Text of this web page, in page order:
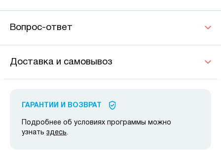
Вопрос-ответ
Доставка и самовывоз
ГАРАНТИИ И ВОЗВРАТ
Подробнее об условиях программы можно
узнать здесь.